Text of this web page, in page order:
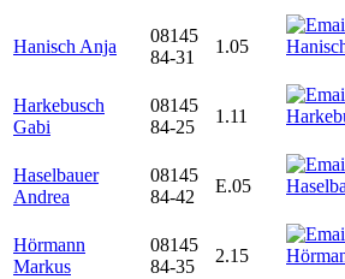
Hanisch Anja
08145
84-31
1.05
Harkebusch
Gabi
08145
84-25
1.11
Haselbauer
Andrea
08145
84-42
E.05
Hörmann
Markus
08145
84-35
2.15